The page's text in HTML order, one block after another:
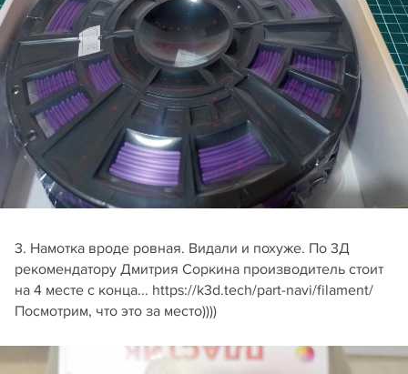
3. Намотка вроде ровная. Видали и похуже. По 3Д
рекомендатору Дмитрия Соркина производитель стоит
на 4 месте с конца... https://k3d.tech/part-navi/filament/
Посмотрим, что это за место))))